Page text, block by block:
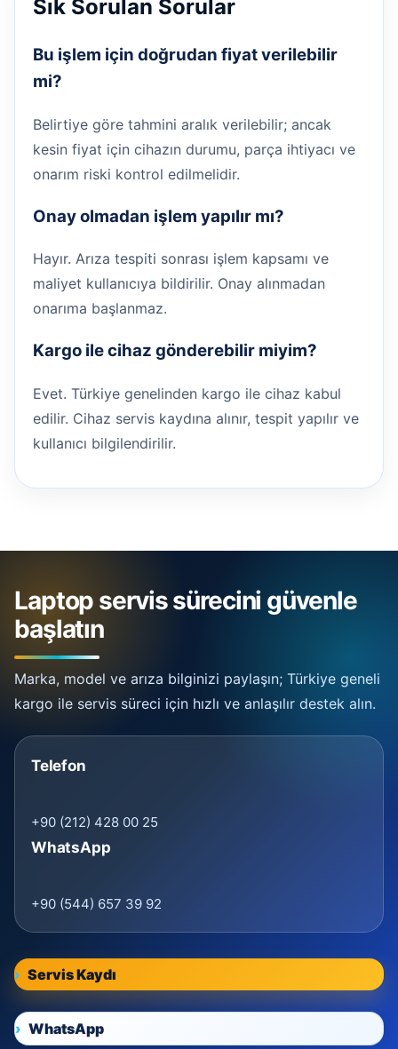
Sık Sorulan Sorular
Bu işlem için doğrudan fiyat verilebilir
mi?
Belirtiye göre tahmini aralık verilebilir; ancak
kesin fiyat için cihazın durumu, parça ihtiyacı ve
onarım riski kontrol edilmelidir.
Onay olmadan işlem yapılır mı?
Hayır. Arıza tespiti sonrası işlem kapsamı ve
maliyet kullanıcıya bildirilir. Onay alınmadan
onarıma başlanmaz.
Kargo ile cihaz gönderebilir miyim?
Evet. Türkiye genelinden kargo ile cihaz kabul
edilir. Cihaz servis kaydına alınır, tespit yapılır ve
kullanıcı bilgilendirilir.
Laptop servis sürecini güvenle
başlatın
Marka, model ve arıza bilginizi paylaşın; Türkiye geneli
kargo ile servis süreci için hızlı ve anlaşılır destek alın.
Telefon
+90 (212) 428 00 25
WhatsApp
+90 (544) 657 39 92
Servis Kaydı
WhatsApp